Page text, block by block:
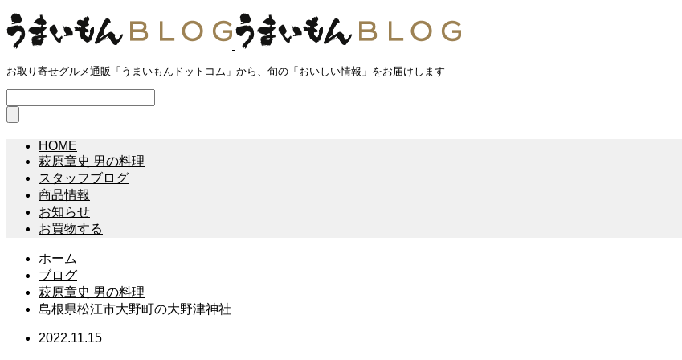
お取り寄せグルメ通販「うまいもんドットコム」から、旬の「おいしい情報」をお届けします
HOME
萩原章史 男の料理
スタッフブログ
商品情報
お知らせ
お買物する
ホーム
ブログ
萩原章史 男の料理
島根県松江市大野町の大野津神社
2022.11.15